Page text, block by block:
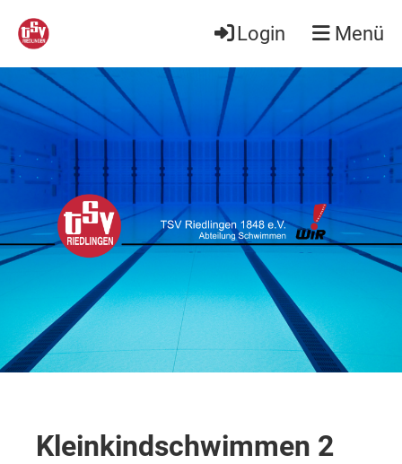
Login Menü
Kleinkindschwimmen 2